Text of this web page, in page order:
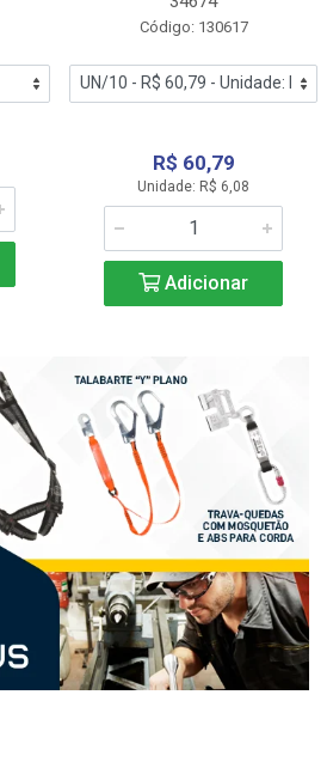
Código: 130617
R$ 60,79
Unidade: R$ 6,08
Adicionar